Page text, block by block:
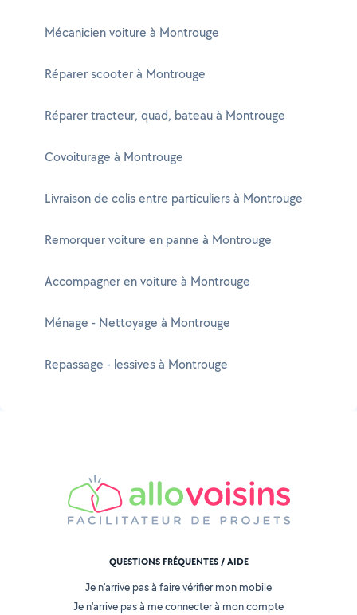
Mécanicien voiture à Montrouge
Réparer scooter à Montrouge
Réparer tracteur, quad, bateau à Montrouge
Covoiturage à Montrouge
Livraison de colis entre particuliers à Montrouge
Remorquer voiture en panne à Montrouge
Accompagner en voiture à Montrouge
Ménage - Nettoyage à Montrouge
Repassage - lessives à Montrouge
QUESTIONS FRÉQUENTES / AIDE
Je n'arrive pas à faire vérifier mon mobile
Je n'arrive pas à me connecter à mon compte